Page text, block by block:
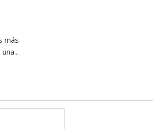
más